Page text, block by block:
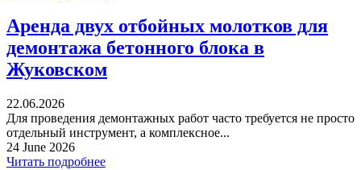
Аренда двух отбойных молотков для
демонтажа бетонного блока в
Жуковском
22.06.2026
Для проведения демонтажных работ часто требуется не просто
отдельный инструмент, а комплексное...
24 June 2026
Читать подробнее